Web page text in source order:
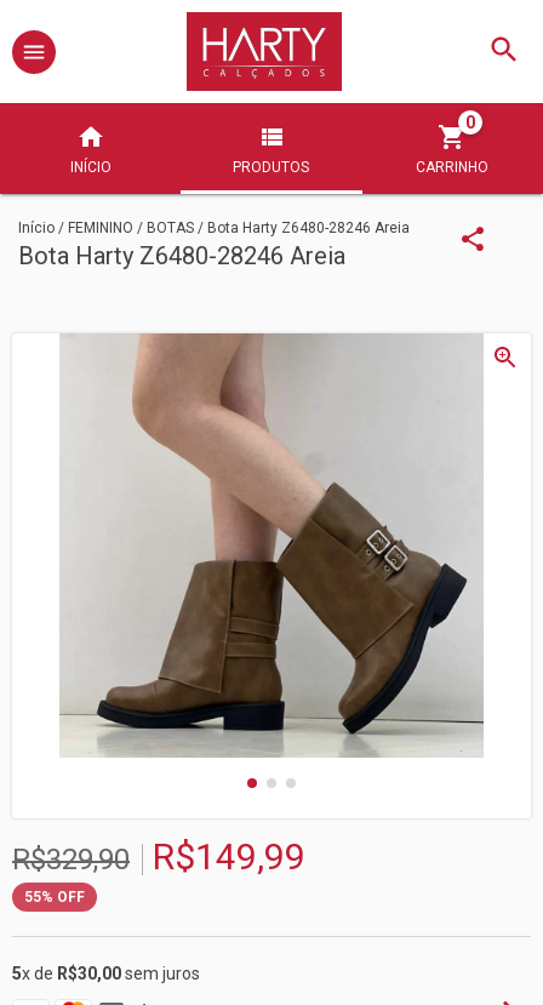
INÍCIO PRODUTOS CARRINHO
0
Início / FEMININO / BOTAS / Bota Harty Z6480-28246 Areia
Bota Harty Z6480-28246 Areia
R$329,90 R$149,99
55% OFF
5x de R$30,00sem juros